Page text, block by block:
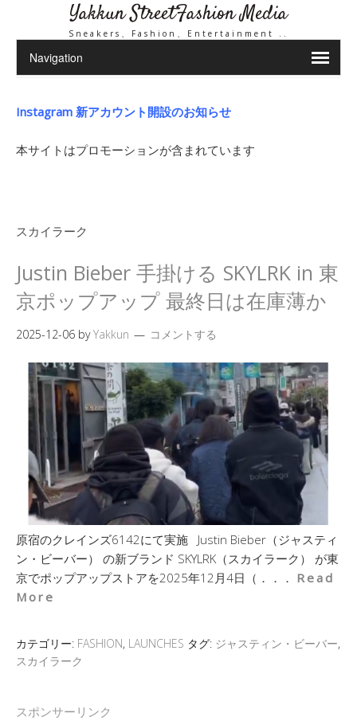
Yakkun StreetFashion Media
Sneakers、Fashion、Entertainment ..
Instagram 新アカウント開設のお知らせ
本サイトはプロモーションが含まれています
スカイラーク
Justin Bieber 手掛ける SKYLRK in 東
京ポップアップ 最終日は在庫薄か
2025-12-06 byYakkun コメントする
原宿のクレインズ6142にて実施 Justin Bieber（ジャスティ
ン・ビーバー） の新ブランド SKYLRK（スカイラーク） が東
京でポップアップストアを2025年12月4日（．．． Read
More
カテゴリー: FASHION, LAUNCHES タグ: ジャスティン・ビーバー,
スカイラーク
スポンサーリンク